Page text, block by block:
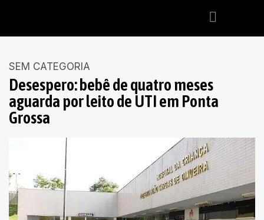
SEM CATEGORIA
Desespero: bebê de quatro meses
aguarda por leito de UTI em Ponta
Grossa